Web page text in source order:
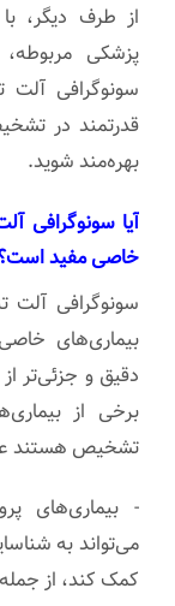
از طرف دیگر،
پزشکی
سونوگرافی آلت
قدرتمند در
بهره‌مند شوید.
آیا سونوگرافی
خاصی مفید
سونوگرافی آلت
بیماری‌های
دقیق و جزئی‌تر
برخی از
تشخیص هستند
- بیماری‌های
می‌تواند به
کمک کند، از